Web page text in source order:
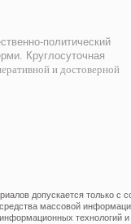
политический
Круглосуточная
и достоверной
допускается только с
средства массовой
технологий